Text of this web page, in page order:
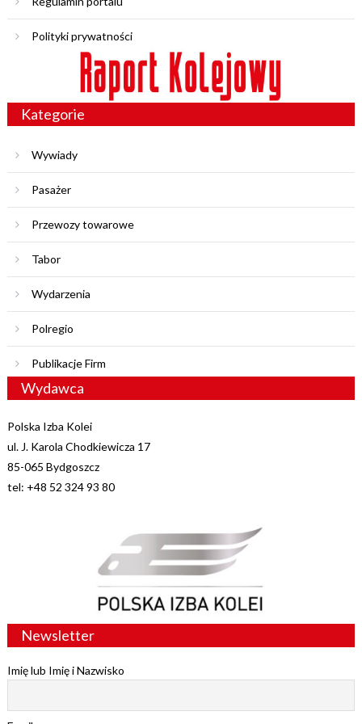
Polityki prywatności
Kategorie
Wywiady
Pasażer
Przewozy towarowe
Tabor
Wydarzenia
Polregio
Publikacje Firm
Wydawca
Polska Izba Kolei
ul. J. Karola Chodkiewicza 17
85-065 Bydgoszcz
tel: +48 52 324 93 80
Newsletter
Imię lub Imię i Nazwisko